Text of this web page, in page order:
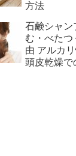
方法
石鹸シャン
む・べたつ
由 アルカ
頭皮乾燥で